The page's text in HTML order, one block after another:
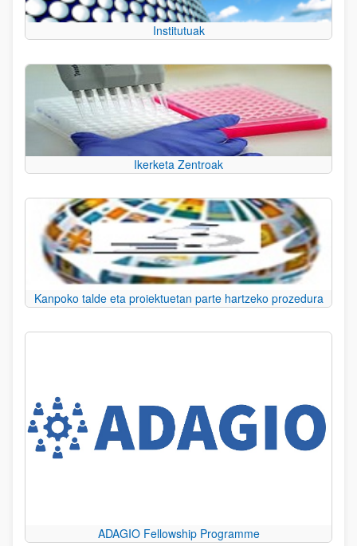
Institutuak
Ikerketa Zentroak
Kanpoko talde eta proiektuetan parte hartzeko prozedura
ADAGIO Fellowship Programme